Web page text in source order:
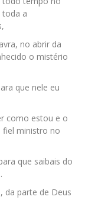
toda a
no abrir da
o mistério
que nele eu
como estou e o
fiel ministro no
que saibais do
da parte de Deus